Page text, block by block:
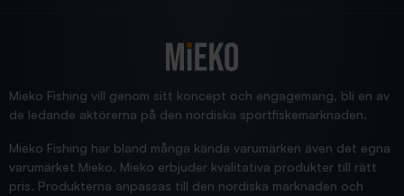
Jensa
Mieko Fishing vill genom sitt koncept och engagemang, bli en av
de ledande aktörerna på den nordiska sportfiskemarknaden.
Mieko Fishing har bland många kända varumärken även det egna
varumärket Mieko. Mieko erbjuder kvalitativa produkter till rätt
pris. Produkterna anpassas till den nordiska marknaden och